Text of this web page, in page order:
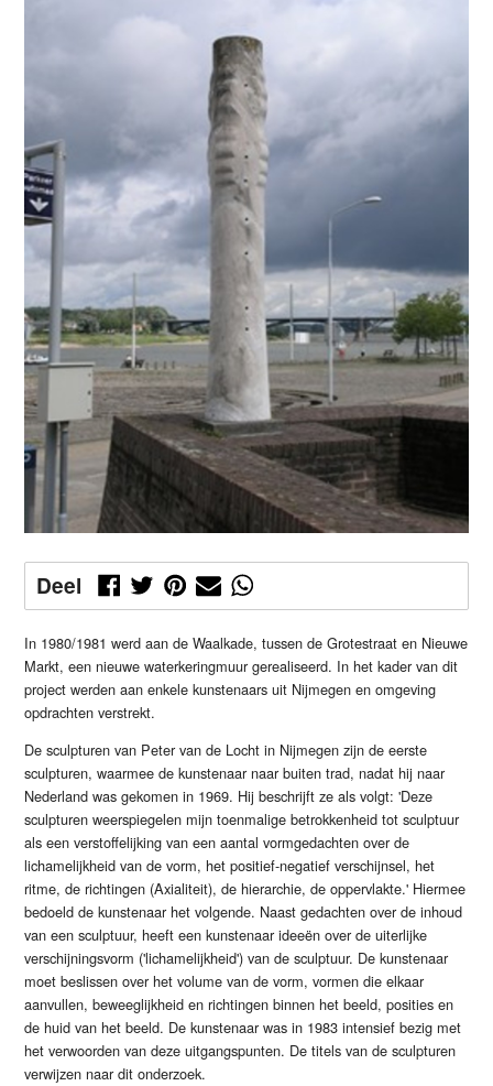
Deel
In 1980/1981 werd aan de Waalkade, tussen de Grotestraat en Nieuwe
Markt, een nieuwe waterkeringmuur gerealiseerd. In het kader van dit
project werden aan enkele kunstenaars uit Nijmegen en omgeving
opdrachten verstrekt.
De sculpturen van Peter van de Locht in Nijmegen zijn de eerste
sculpturen, waarmee de kunstenaar naar buiten trad, nadat hij naar
Nederland was gekomen in 1969. Hij beschrijft ze als volgt: 'Deze
sculpturen weerspiegelen mijn toenmalige betrokkenheid tot sculptuur
als een verstoffelijking van een aantal vormgedachten over de
lichamelijkheid van de vorm, het positief-negatief verschijnsel, het
ritme, de richtingen (Axialiteit), de hierarchie, de oppervlakte.' Hiermee
bedoeld de kunstenaar het volgende. Naast gedachten over de inhoud
van een sculptuur, heeft een kunstenaar ideeën over de uiterlijke
verschijningsvorm ('lichamelijkheid') van de sculptuur. De kunstenaar
moet beslissen over het volume van de vorm, vormen die elkaar
aanvullen, beweeglijkheid en richtingen binnen het beeld, posities en
de huid van het beeld. De kunstenaar was in 1983 intensief bezig met
het verwoorden van deze uitgangspunten. De titels van de sculpturen
verwijzen naar dit onderzoek.